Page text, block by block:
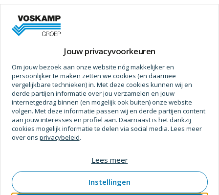
bo4561, bo4565k
Specificaties
Bewerking
Kleur Rood
Materiaal
(Schuurkorrel/Slijpmiddel)
Aluminiumoxide
Jouw privacyvoorkeuren
Om jouw bezoek aan onze website nóg makkelijker en
persoonlijker te maken zetten we cookies (en daarmee
vergelijkbare technieken) in. Met deze cookies kunnen wij en
derde partijen informatie over jou verzamelen en jouw
internetgedrag binnen (en mogelijk ook buiten) onze website
volgen. Met deze informatie passen wij en derde partijen content
aan jouw interesses en profiel aan. Daarnaast is het dankzij
cookies mogelijk informatie te delen via social media. Lees meer
over ons privacybeleid.
Instellingen
Lees meer